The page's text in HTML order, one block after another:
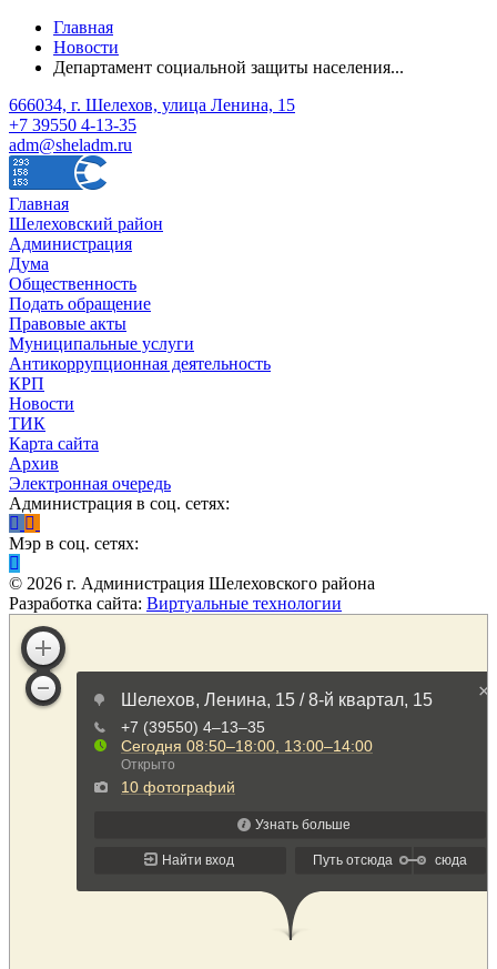
Главная
Новости
Департамент социальной защиты населения...
666034, г. Шелехов, улица Ленина, 15
+7 39550 4-13-35
adm@sheladm.ru
Главная
Шелеховский район
Администрация
Дума
Общественность
Подать обращение
Правовые акты
Муниципальные услуги
Антикоррупционная деятельность
КРП
Новости
ТИК
Карта сайта
Архив
Электронная очередь
Администрация в соц. сетях:
Мэр в соц. сетях:
© 2026 г. Администрация Шелеховского района
Разработка сайта: Виртуальные технологии